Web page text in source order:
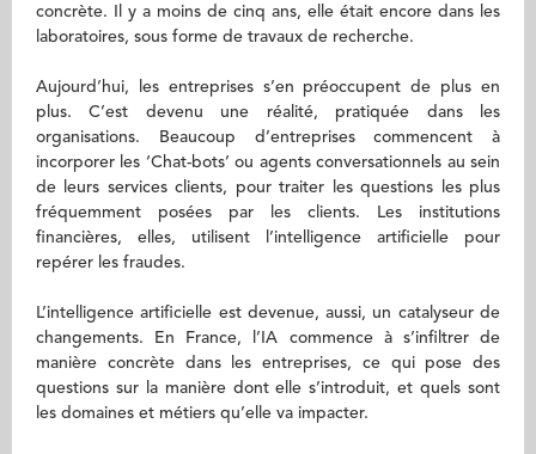
concrète. Il y a moins de cinq ans, elle était encore dans les
laboratoires, sous forme de travaux de recherche.
Aujourd’hui, les entreprises s’en préoccupent de plus en
plus. C’est devenu une réalité, pratiquée dans les
organisations. Beaucoup d’entreprises commencent à
incorporer les ‘Chat-bots’ ou agents conversationnels au sein
de leurs services clients, pour traiter les questions les plus
fréquemment posées par les clients. Les institutions
financières, elles, utilisent l’intelligence artificielle pour
repérer les fraudes.
L’intelligence artificielle est devenue, aussi, un catalyseur de
changements. En France, l’IA commence à s’infiltrer de
manière concrète dans les entreprises, ce qui pose des
questions sur la manière dont elle s’introduit, et quels sont
les domaines et métiers qu’elle va impacter.